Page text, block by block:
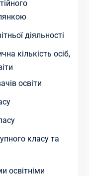
діяльності
кількість осіб,
освіти
класу та
освітніми